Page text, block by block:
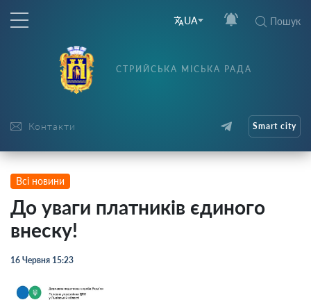
UA Пошук
Контакти
СТРИЙСЬКА МІСЬКА РАДА
Smart city
Всі новини
До уваги платників єдиного
внеску!
16 Червня 15:23